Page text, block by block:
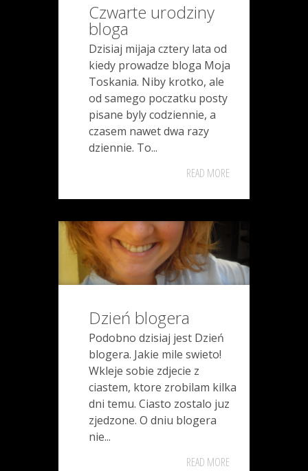
Czwarte urodziny
bloga
Dzisiaj mijaja cztery lata od
kiedy prowadze bloga Moja
Toskania. Niby krotko, ale
od samego poczatku posty
pisane byly codziennie, a
czasem nawet dwa razy
dziennie. To...
READ MORE
Dzień blogera
Podobno dzisiaj jest Dzień
blogera. Jakie mile swieto!
Wkleje sobie zdjecie z
ciastem, ktore zrobilam kilka
dni temu. Ciasto zostalo juz
zjedzone. O dniu blogera
nie...
READ MORE